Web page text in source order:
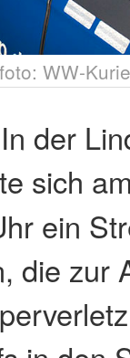
WW-
der
sich
ein
die zur